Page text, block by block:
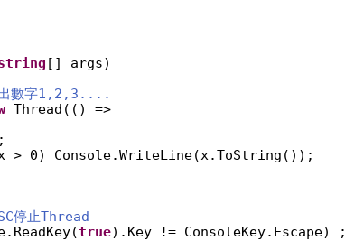
[] args)
數字1,2,3....
Thread(() =>
> 0) Console.WriteLine(x.ToString());
停止Thread
true).Key != ConsoleKey.Escape) ;